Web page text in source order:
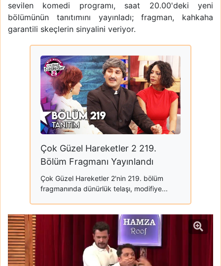
sevilen komedi programı, saat 20.00'deki yeni
bölümünün tanıtımını yayınladı; fragman, kahkaha
garantili skeçlerin sinyalini veriyor.
Çok Güzel Hareketler 2 219.
Bölüm Fragmanı Yayınlandı
Çok Güzel Hareketler 2'nin 219. bölüm
fragmanında dünürlük telaşı, modifiye...